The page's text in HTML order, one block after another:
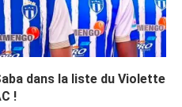
dans la liste du Violette
!